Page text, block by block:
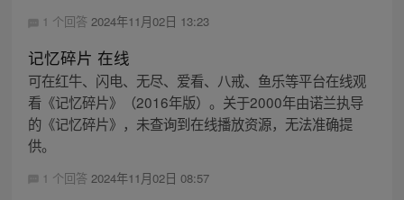
1 个回答 2024年11月02日 13:23
记忆碎片 在线
可在红牛、闪电、无尽、爱看、八戒、鱼乐等平台在线观
看《记忆碎片》（2016年版）。关于2000年由诺兰执导
的《记忆碎片》，未查询到在线播放资源，无法准确提
供。
1 个回答 2024年11月02日 08:57